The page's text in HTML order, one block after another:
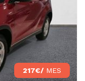
217€/ MES